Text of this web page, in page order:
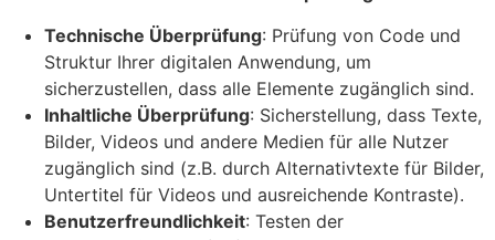
Technische Überprüfung: Prüfung von Code und
Struktur Ihrer digitalen Anwendung, um
sicherzustellen, dass alle Elemente zugänglich sind.
Inhaltliche Überprüfung: Sicherstellung, dass Texte,
Bilder, Videos und andere Medien für alle Nutzer
zugänglich sind (z.B. durch Alternativtexte für Bilder,
Untertitel für Videos und ausreichende Kontraste).
Benutzerfreundlichkeit: Testen der